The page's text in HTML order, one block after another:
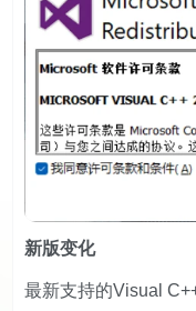
新版变化
最新支持的Visual